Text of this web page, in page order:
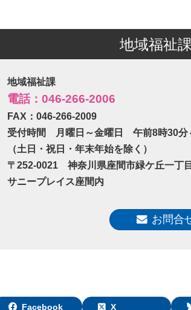
地域福祉
地域福祉課
電話：046-266-2006
FAX：046-266-2009
受付時間
月曜日～金曜日 午前8時30分
（土日・祝日・年末年始を除く）
〒252-0021 神奈川県座間市緑ケ丘一丁
サニープレイス座間内
お問合
Facebook X